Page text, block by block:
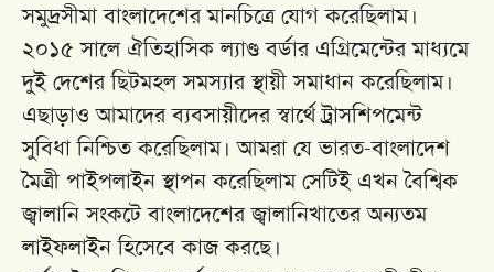
সমুদ্রসীমা বাংলাদেশের মানচিত্রে যোগ করেছিলাম।
২০১৫ সালে ঐতিহাসিক ল্যাণ্ড বর্ডার এগ্রিমেন্টের মাধ্যমে
দুই দেশের ছিটমহল সমস্যার স্থায়ী সমাধান করেছিলাম।
এছাড়াও আমাদের ব্যবসায়ীদের স্বার্থে ট্রাসশিপমেন্ট
সুবিধা নিশ্চিত করেছিলাম। আমরা যে ভারত-বাংলাদেশ
মৈত্রী পাইপলাইন স্থাপন করেছিলাম সেটিই এখন বৈশ্বিক
জ্বালানি সংকটে বাংলাদেশের জ্বালানিখাতের অন্যতম
লাইফলাইন হিসেবে কাজ করছে।